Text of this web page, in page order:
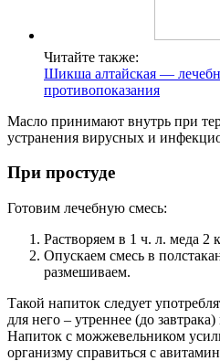
Читайте также:
Шикша алтайская —
противопоказания
Масло принимают внутрь при
устранения вирусных и
При простуде
Готовим лечебную смесь:
Растворяем в 1 ч. л. меда 2
Опускаем смесь в
размешиваем.
Такой напиток следует
для него – утреннее (до
Напиток с можжевельником
организму справиться с